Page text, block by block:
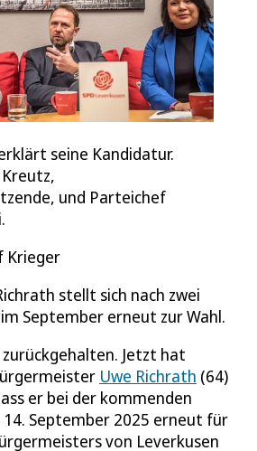
seine Kandidatur.
und Parteichef
Krieger
stellt sich nach zwei
September erneut zur Wahl.
Jetzt hat
Uwe Richrath (64)
er bei der kommenden
September 2025 erneut für
von Leverkusen